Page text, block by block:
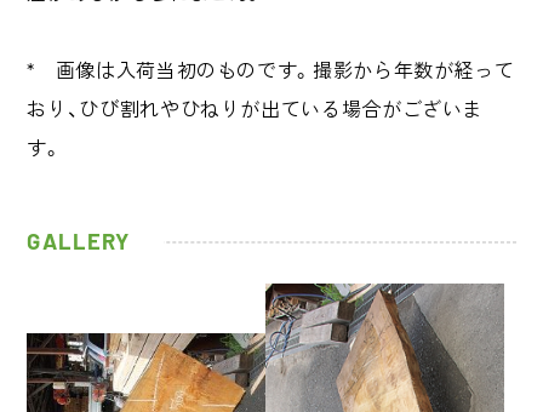
* 画像は入荷当初のものです。撮影から年数が経って
おり、ひび割れやひねりが出ている場合がございま
す。
GALLERY